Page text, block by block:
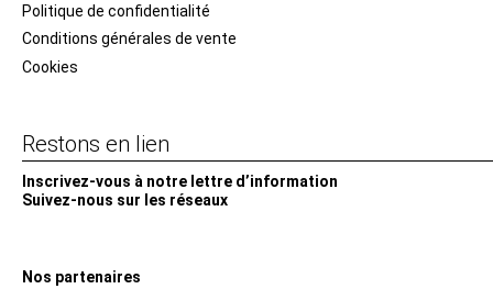
Politique de confidentialité
Conditions générales de vente
Cookies
Restons en lien
Inscrivez-vous à notre lettre d’information
Suivez-nous sur les réseaux
Nos partenaires